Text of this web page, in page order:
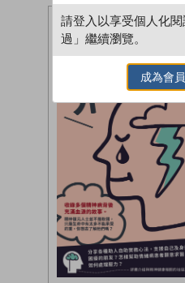
請登入以享受個人化
過」繼續瀏覽。
成為會員